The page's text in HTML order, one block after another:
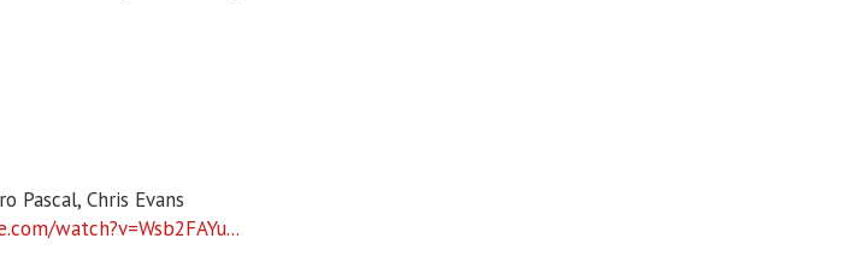
Pascal, Chris Evans
watch?v=Wsb2FAYu...